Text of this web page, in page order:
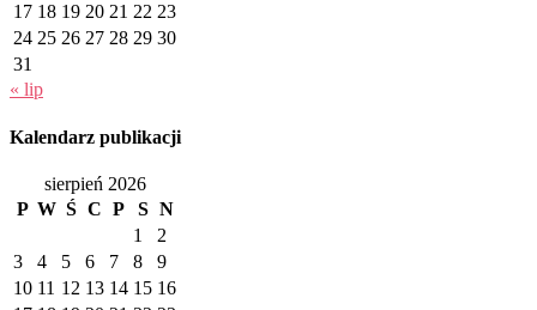
17 18 19 20 21 22 23
24 25 26 27 28 29 30
31
« lip
Kalendarz publikacji
sierpień 2026
P W Ś C P S N
1
2
3
4 5 6 7 8
9
10 11 12 13 14 15 16